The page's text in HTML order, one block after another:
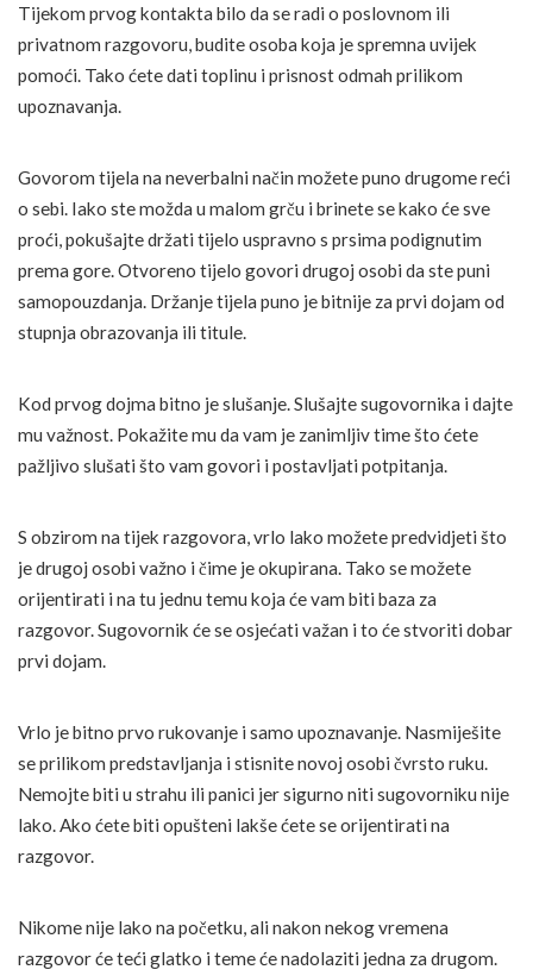
Tijekom prvog kontakta bilo da se radi o poslovnom ili
privatnom razgovoru, budite osoba koja je spremna uvijek
pomoći. Tako ćete dati toplinu i prisnost odmah prilikom
upoznavanja.
Govorom tijela na neverbalni način možete puno drugome reći
o sebi. Iako ste možda u malom grču i brinete se kako će sve
proći, pokušajte držati tijelo uspravno s prsima podignutim
prema gore. Otvoreno tijelo govori drugoj osobi da ste puni
samopouzdanja. Držanje tijela puno je bitnije za prvi dojam od
stupnja obrazovanja ili titule.
Kod prvog dojma bitno je slušanje. Slušajte sugovornika i dajte
mu važnost. Pokažite mu da vam je zanimljiv time što ćete
pažljivo slušati što vam govori i postavljati potpitanja.
S obzirom na tijek razgovora, vrlo lako možete predvidjeti što
je drugoj osobi važno i čime je okupirana. Tako se možete
orijentirati i na tu jednu temu koja će vam biti baza za
razgovor. Sugovornik će se osjećati važan i to će stvoriti dobar
prvi dojam.
Vrlo je bitno prvo rukovanje i samo upoznavanje. Nasmiješite
se prilikom predstavljanja i stisnite novoj osobi čvrsto ruku.
Nemojte biti u strahu ili panici jer sigurno niti sugovorniku nije
lako. Ako ćete biti opušteni lakše ćete se orijentirati na
razgovor.
Nikome nije lako na početku, ali nakon nekog vremena
razgovor će teći glatko i teme će nadolaziti jedna za drugom.